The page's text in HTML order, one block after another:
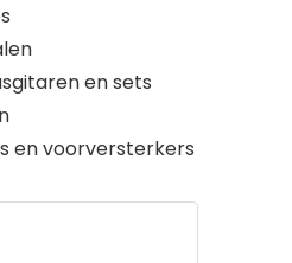
en sets
en voorversterkers